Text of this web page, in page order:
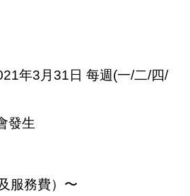
年3月31日 每週(一/二/四/
發生
服務費）〜